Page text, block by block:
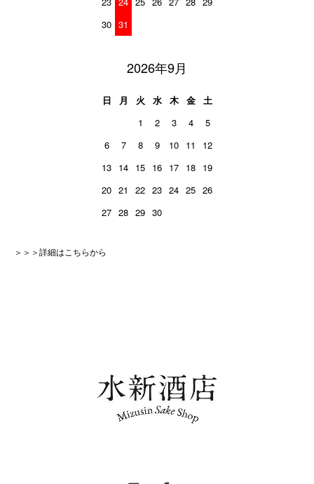
30 31
2026年9月
日 月 火 水 木 金
土
1
2 3 4
5
6
7 8 9 10 11
12
13 14 15 16 17 18 19
20 21 22 23 24 25 26
27 28 29 30
＞＞＞詳細はこちらから